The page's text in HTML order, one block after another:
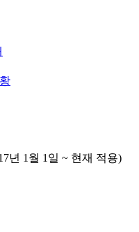
년 1월 1일 ~ 현재 적용)